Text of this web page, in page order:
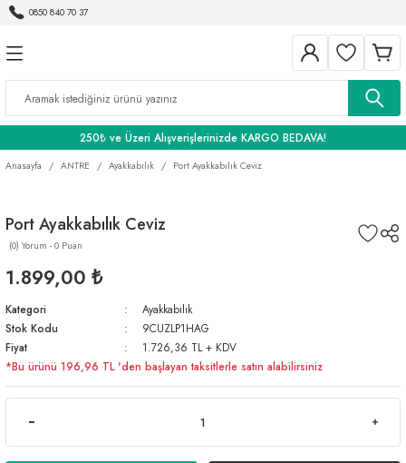
0850 840 70 37
250₺ ve Üzeri Alışverişlerinizde KARGO BEDAVA!
Anasayfa ANTRE Ayakkabılık Port Ayakkabılık Ceviz
Port Ayakkabılık Ceviz
(0) Yorum - 0 Puan
1.899,00 ₺
Kategori
Ayakkabılık
Stok Kodu
9CUZLP1HAG
Fiyat
1.726,36 TL + KDV
*Bu ürünü 196,96 TL 'den başlayan taksitlerle satın alabilirsiniz